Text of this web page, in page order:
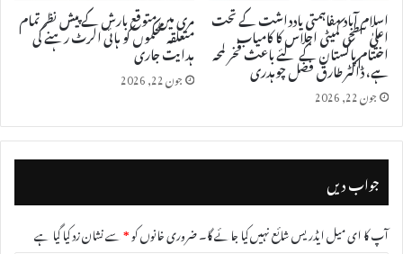
اسلام آباد مفاہمتی یادداشت کے تحت
اعلیٰ سطحی کمیٹی اجلاس کا کامیاب
اختتام پاکستان کے لئے باعث فخر لمحہ
ہے، ڈاکٹر طارق فضل چوہدری
جون 22, 2026
مری میں متوقع بارش کے پیش نظر تمام
متعلقہ محکموں کو ہائی الرٹ رہنے کی
ہدایت جاری
جون 22, 2026
جواب دیں
آپ کا ای میل ایڈریس شائع نہیں کیا جائے گا۔ضروری خانوں کو*سے نشان زد کیا گیا ہے